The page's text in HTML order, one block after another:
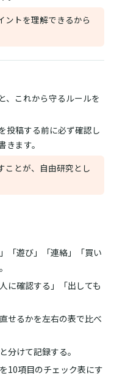
ントを理解できるから
、これから守るルールを
投稿する前に必ず確認し
ます。
ことが、自由研究とし
「遊び」「連絡」「買い
に確認する」「出しても
せるかを左右の表で比べ
分けて記録する。
10項目のチェック表にす